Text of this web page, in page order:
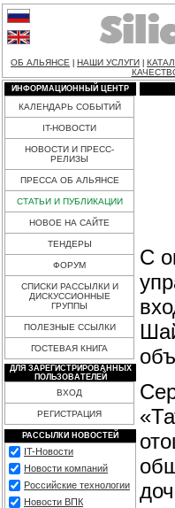
ОБ АЛЬЯНСЕ НАШИ УСЛУГИ
ИНФОРМАЦИОННЫЙ ЦЕНТР
КАЛЕНДАРЬ СОБЫТИЙ
IT-НОВОСТИ
НОВОСТИ И ПРЕСС-
РЕЛИЗЫ
ПРЕССА ОБ АЛЬЯНСЕ
СТАТЬИ И ПУБЛИКАЦИИ
НОВОЕ НА САЙТЕ
ТЕНДЕРЫ
ФОРУМ
СПИСКИ РАССЫЛКИ И
ДИСКУССИОННЫЕ
ГРУППЫ
ПОЛЕЗНЫЕ ССЫЛКИ
ГОСТЕВАЯ КНИГА
ДЛЯ ЗАРЕГИСТРИРОВАННЫХ
ПОЛЬЗОВАТЕЛЕЙ
ВХОД
РЕГИСТРАЦИЯ
РАССЫЛКИ НОВОСТЕЙ
IT-Новости
Новости компаний
Российские технологии
Новости ВПК
С